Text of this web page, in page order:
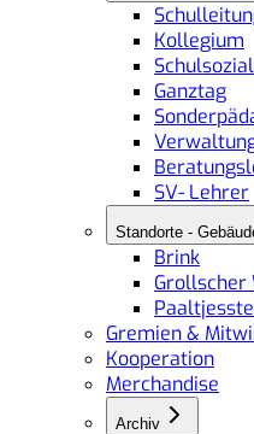
Kollegium
Ganztag
SV- Lehrer
Standorte -
Brink
Grollscher
Gremien &
Kooperation
Merchandise
Archiv